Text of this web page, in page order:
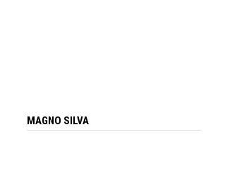
MAGNO SILVA